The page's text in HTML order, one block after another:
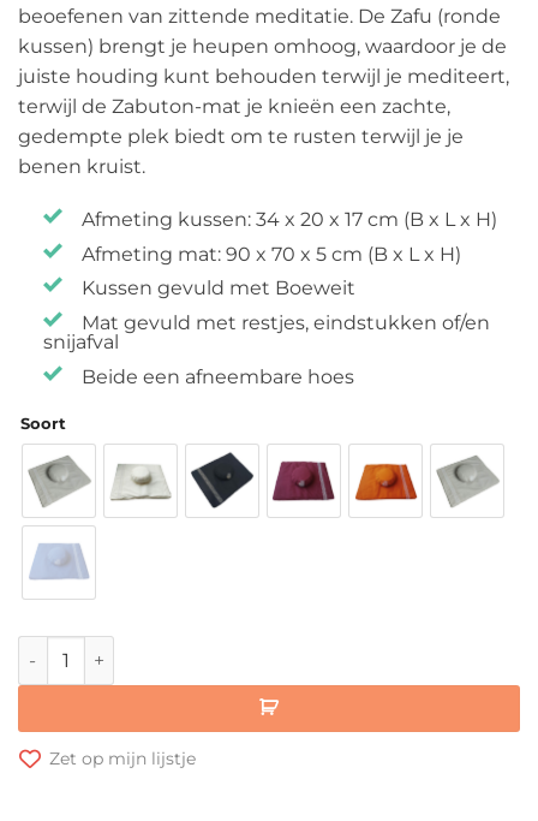
beoefenen van zittende meditatie. De Zafu (ronde
kussen) brengt je heupen omhoog, waardoor je de
juiste houding kunt behouden terwijl je mediteert,
terwijl de Zabuton-mat je knieën een zachte,
gedempte plek biedt om te rusten terwijl je je
benen kruist.
Afmeting kussen: 34 x 20 x 17 cm (B x L x H)
Afmeting mat: 90 x 70 x 5 cm (B x L x H)
Kussen gevuld met Boeweit
Mat gevuld met restjes, eindstukken of/en
snijafval
Beide een afneembare hoes
Soort
Samarali Meditatiemat & Kussen aantal
Zet op mijn lijstje